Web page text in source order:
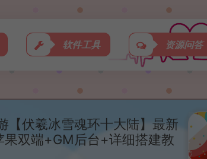
软件工具 资源问答
【伏羲冰雪魂环十大陆】最新
双端+GM后台+详细搭建教